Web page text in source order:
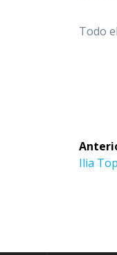
Todo
de
Ilia